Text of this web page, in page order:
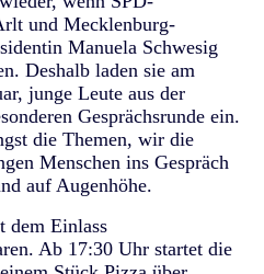
und Mecklenburg-
Manuela Schwesig
Deshalb laden sie am
junge Leute aus der
Gesprächsrunde ein.
die Themen, wir die
Menschen ins Gespräch
auf Augenhöhe.
dem Einlass
. Ab 17:30 Uhr startet die